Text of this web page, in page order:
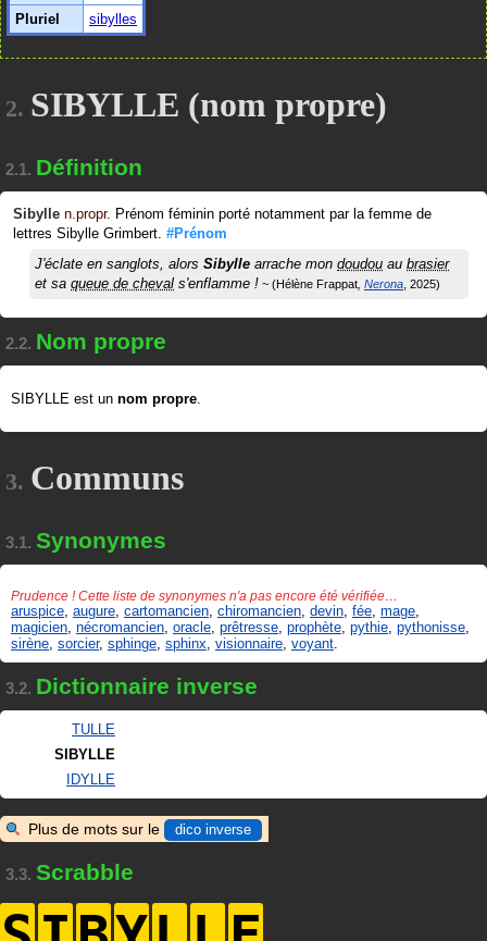
Pluriel
sibylles
2. SIBYLLE (nom propre)
2.1. Définition
Sibylle n.propr. Prénom féminin porté notamment par la femme de
lettres Sibylle Grimbert. #Prénom
J'éclate en sanglots, alors Sibylle arrache mon doudou au brasier
et sa queue de cheval s'enflamme ! Hélène Frappat Nerona 2025
2.2. Nom propre
SIBYLLE est un nom propre.
3. Communs
3.1. Synonymes
Prudence ! Cette liste de synonymes n'a pas encore été vérifiée…
aruspice augure cartomancien chiromancien devin fée mage
magicien nécromancien oracle prêtresse prophète pythie pythonisse
sirène sorcier, sphinge sphinx visionnaire voyant
3.2. Dictionnaire inverse
TULLE
SIBYLLE
IDYLLE
Plus de mots sur le dico inverse
3.3. Scrabble